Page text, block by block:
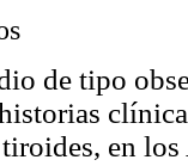
de tipo
en